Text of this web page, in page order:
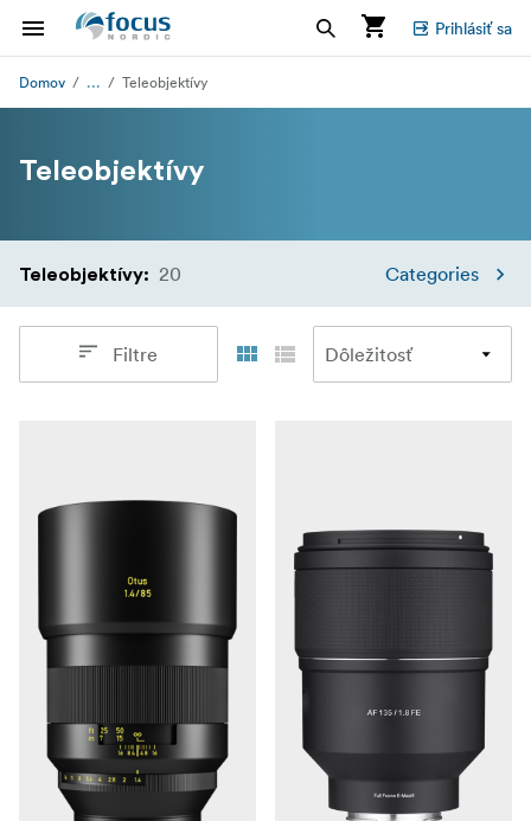
Prihlásiť sa
Domov ... Teleobjektívy
Teleobjektívy
Teleobjektívy: 20 Categories
Filtre